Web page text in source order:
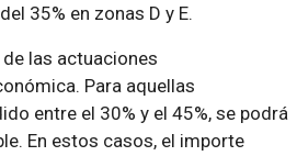
35% en zonas D y E.
las actuaciones
Para aquellas
entre el 30% y el 45%, se podrá
En estos casos, el importe